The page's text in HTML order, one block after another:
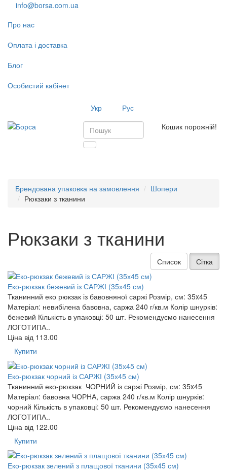
info@borsa.com.ua
Про нас
Оплата і доставка
Блог
Особистий кабінет
Укр
Рус
Кошик порожній!
Брендована упаковка на замовлення
Шопери
Рюкзаки з тканини
Рюкзаки з тканини
Список Сітка
Еко-рюкзак бежевий із САРЖІ (35х45 см)
Тканинний еко рюкзак із бавовняної саржі Розмір, см: 35x45
Матеріал: невибілена бавовна, саржа 240 г/кв.м Колір шнурків:
бежевий Кількість в упаковці: 50 шт. Рекомендуємо нанесення
ЛОГОТИПА..
Ціна від 113.00
Купити
Еко-рюкзак чорний із САРЖІ (35х45 см)
Тканинний еко-рюкзак ЧОРНИЙ із саржі Розмір, см: 35x45
Матеріал: бавовна ЧОРНА, саржа 240 г/кв.м Колір шнурків:
чорний Кількість в упаковці: 50 шт. Рекомендуємо нанесення
ЛОГОТИПА..
Ціна від 122.00
Купити
Еко-рюкзак зелений з плащової тканини (35х45 см)